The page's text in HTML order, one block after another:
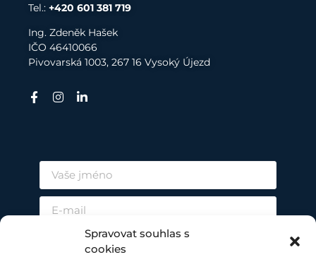
Spravovat souhlas s
cookies
Tel.: +420 601 381 719
Ing. Zdeněk Hašek
IČO 46410066
Pivovarská 1003, 267 16 Vysoký Újezd